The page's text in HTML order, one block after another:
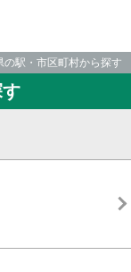
の駅・市区町村から探す